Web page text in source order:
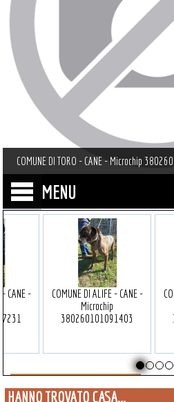
COMUNE DI TORO - CANE - Microchip
MENU
- CANE -
COMUNE DI ALIFE - CANE -
Microchip
380260101091403
HANNO TROVATO CASA...